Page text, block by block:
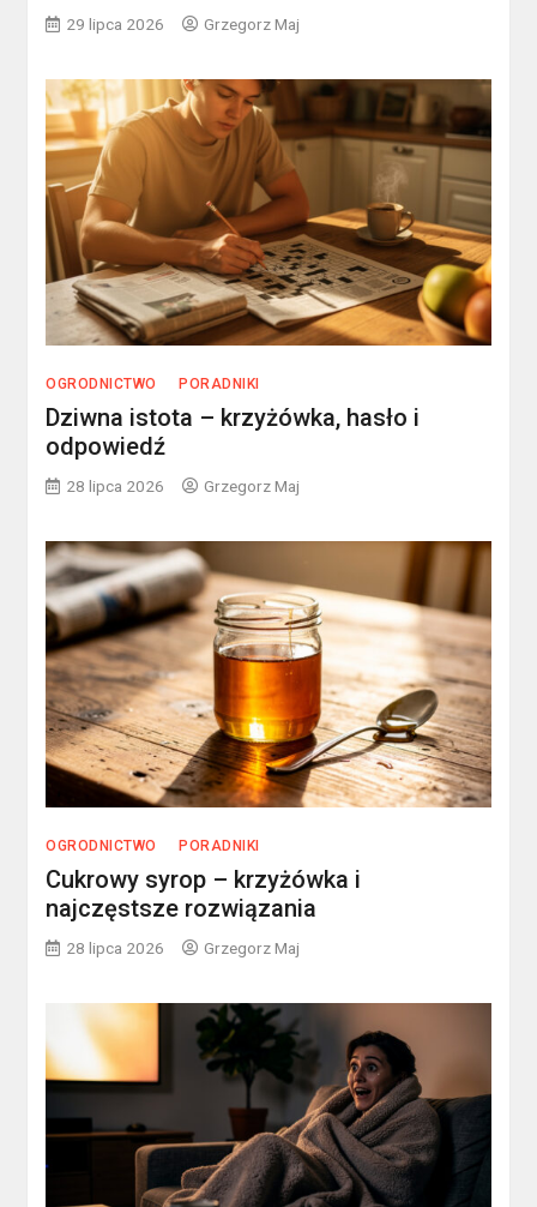
29 lipca 2026 Grzegorz Maj
OGRODNICTWO PORADNIKI
Dziwna istota – krzyżówka, hasło i
odpowiedź
28 lipca 2026 Grzegorz Maj
OGRODNICTWO PORADNIKI
Cukrowy syrop – krzyżówka i
najczęstsze rozwiązania
28 lipca 2026 Grzegorz Maj